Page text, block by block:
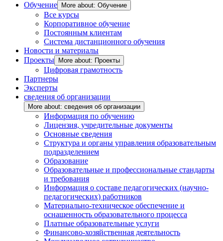
Обучение
More about: Обучение
Все курсы
Корпоративное обучение
Постоянным клиентам
Система дистанционного обучения
Новости и материалы
Проекты
More about: Проекты
Цифровая грамотность
Партнеры
Эксперты
сведения об организации
More about: сведения об организации
Информация по обучению
Лицензия, учредительные документы
Основные сведения
Структура и органы управления образовательным
подразделением
Образование
Образовательные и профессиональные стандарты
и требования
Информация о составе педагогических (научно-
педагогических) работников
Материально-техническое обеспечение и
оснащенность образовательного процесса
Платные образовательные услуги
Финансово-хозяйственная деятельность